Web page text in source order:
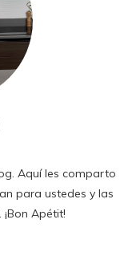
Aquí les comparto
para ustedes y las
Apétit!